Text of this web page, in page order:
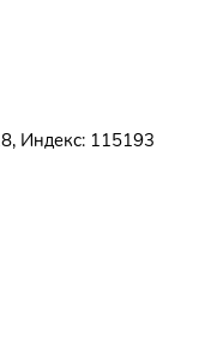
Индекс: 115193